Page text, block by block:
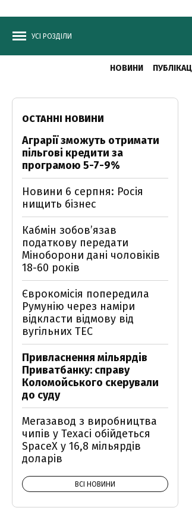
УСІ РОЗДІЛИ
НОВИНИ
ОСТАННІ НОВИНИ
Аграрії зможуть отримати
пільгові кредити за
програмою 5-7-9%
Новини 6 серпня: Росія
нищить бізнес
Кабмін зобовʼязав
податкову передати
Міноборони дані чоловіків
18-60 років
Єврокомісія попередила
Румунію через наміри
відкласти відмову від
вугільних ТЕС
Привласнення мільярдів
Приватбанку: справу
Коломойського скерували
до суду
Мегазавод з виробництва
чипів у Техасі обійдеться
SpaceX у 16,8 мільярдів
доларів
ВСІ НОВИНИ